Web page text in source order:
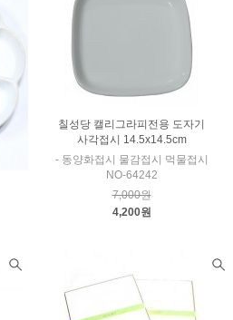
칠성당 캘리그라피전용 도자기
사각접시 14.5x14.5cm
- 동양화접시 물감접시 먹물접시
NO-64242
7,000원
4,200원